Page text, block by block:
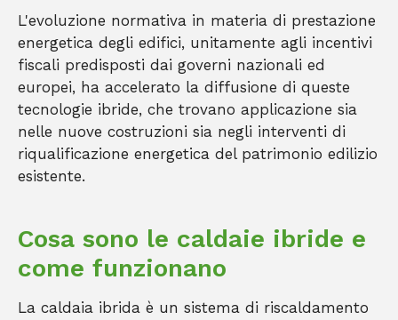
L'evoluzione normativa in materia di prestazione
energetica degli edifici, unitamente agli incentivi
fiscali predisposti dai governi nazionali ed
europei, ha accelerato la diffusione di queste
tecnologie ibride, che trovano applicazione sia
nelle nuove costruzioni sia negli interventi di
riqualificazione energetica del patrimonio edilizio
esistente.
Cosa sono le caldaie ibride e
come funzionano
La caldaia ibrida è un sistema di riscaldamento